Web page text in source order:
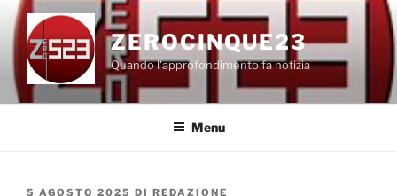
Salta
contenuto
ZEROCINQUE23
Quando l'approfondimento fa notizia
Menu
PUBBLICATO
5 AGOSTO 2025 DI REDAZIONE